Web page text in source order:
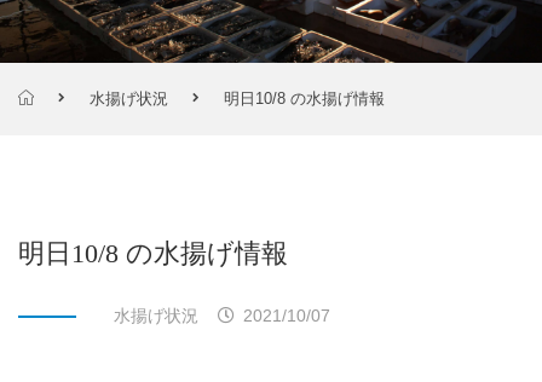
水揚げ状況 明日10/8 の水揚げ情報
明日10/8 の水揚げ情報
水揚げ状況 2021/10/07